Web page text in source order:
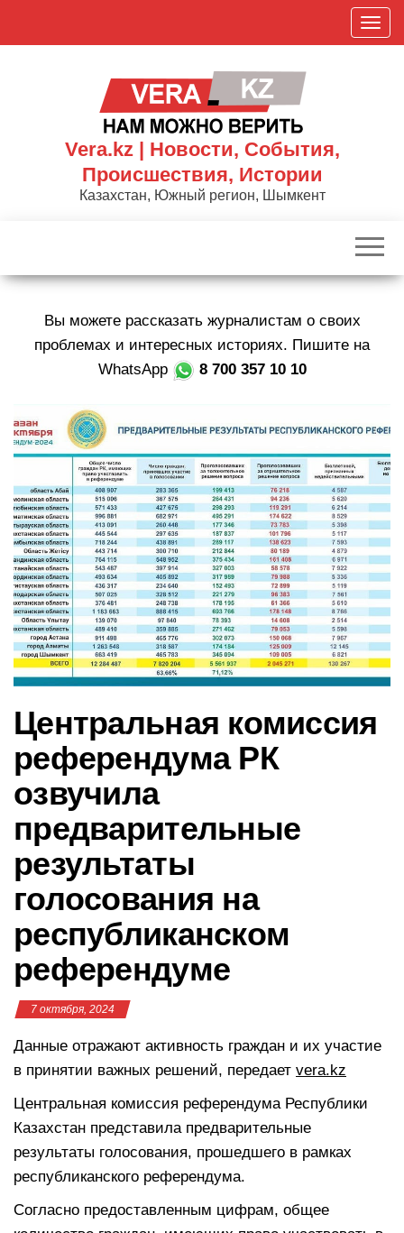
П
о
к
р
и
г
ц
и
ю
Vera.kz | Новости, События,
Происшествия, Истории
Казахстан, Южный регион, Шымкент
Вы можете рассказать журналистам о своих
проблемах и интересных историях. Пишите на
WhatsApp
8 700 357 10 10
Центральная комиссия
референдума РК
озвучила
предварительные
результаты
голосования на
республиканском
референдуме
7 октября, 2024
Данные отражают активность граждан и их участие
в принятии важных решений, передает vera.kz
Центральная комиссия референдума Республики
Казахстан представила предварительные
результаты голосования, прошедшего в рамках
республиканского референдума.
Согласно предоставленным цифрам, общее